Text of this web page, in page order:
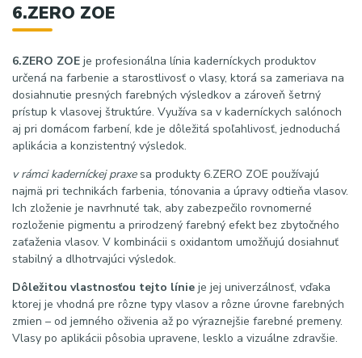
6.ZERO ZOE
6.ZERO ZOE je profesionálna línia kaderníckych produktov
určená na farbenie a starostlivosť o vlasy, ktorá sa zameriava na
dosiahnutie presných farebných výsledkov a zároveň šetrný
prístup k vlasovej štruktúre. Využíva sa v kaderníckych salónoch
aj pri domácom farbení, kde je dôležitá spoľahlivosť, jednoduchá
aplikácia a konzistentný výsledok.
v rámci kaderníckej praxesa produkty 6.ZERO ZOE používajú
najmä pri technikách farbenia, tónovania a úpravy odtieňa vlasov.
Ich zloženie je navrhnuté tak, aby zabezpečilo rovnomerné
rozloženie pigmentu a prirodzený farebný efekt bez zbytočného
zaťaženia vlasov. V kombinácii s oxidantom umožňujú dosiahnuť
stabilný a dlhotrvajúci výsledok.
Dôležitou vlastnosťou tejto línie je jej univerzálnosť, vďaka
ktorej je vhodná pre rôzne typy vlasov a rôzne úrovne farebných
zmien – od jemného oživenia až po výraznejšie farebné premeny.
Vlasy po aplikácii pôsobia upravene, lesklo a vizuálne zdravšie.